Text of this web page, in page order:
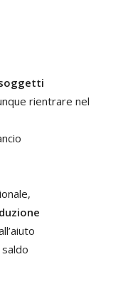
rientrare nel